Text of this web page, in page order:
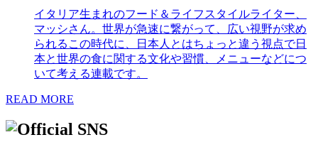
イタリア生まれのフード＆ライフスタイルライター、
マッシさん。世界が急速に繋がって、広い視野が求め
られるこの時代に、日本人とはちょっと違う視点で日
本と世界の食に関する文化や習慣、メニューなどにつ
いて考える連載です。
READ MORE